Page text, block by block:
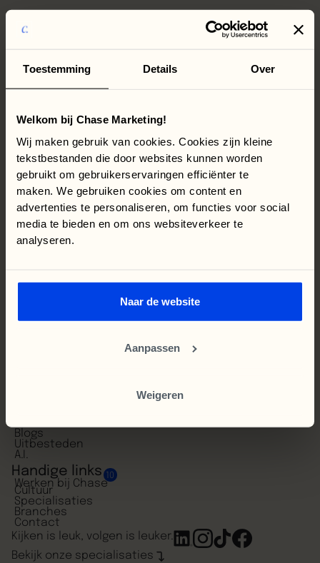
Toestemming Details Over
Welkom bij Chase Marketing!
Wij maken gebruik van cookies. Cookies zijn kleine
tekstbestanden die door websites kunnen worden
gebruikt om gebruikerservaringen efficiënter te
maken. We gebruiken cookies om content en
advertenties te personaliseren, om functies voor social
media te bieden en om ons websiteverkeer te
analyseren.
Naar de website
Aanpassen
Weigeren
De deur staataltijd open
Bel op0202442580
Ons kantoor zit in Amsterdam.
Kom gezellig bij ons langs.
Weesperstraat 394
1018DN, Amsterdam
Routebeschrijving
Leadgeneratie
Automotive
Vastgoed
Over Leadgeneratie
Blogs
Uitbesteden
A.I.
Handige links
Werken bij Chase
10
Cultuur
Specialisaties
Branches
Contact
Bekijk onze specialisaties
Kijken is leuk, volgen is leuker.